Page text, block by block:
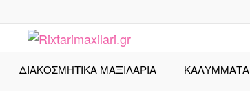
ΔΙΑΚΟΣΜΗΤΙΚΑ ΜΑΞΙΛΑΡΙΑ ΚΑΛΎΜΜΑΤΑ